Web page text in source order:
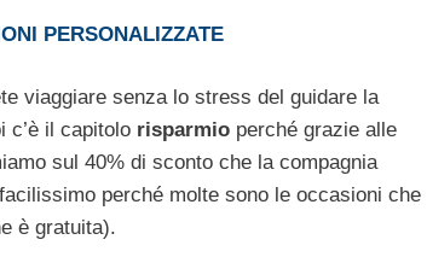
PERSONALIZZATE
viaggiare senza lo stress del guidare la
c’è il capitolo risparmio perché grazie alle
sul 40% di sconto che la compagnia
perché molte sono le occasioni che
è gratuita).